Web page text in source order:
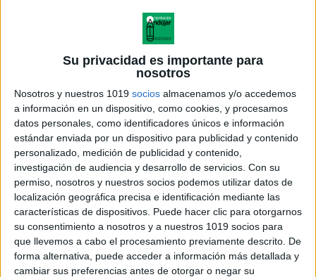
Su privacidad es importante para
nosotros
Nosotros y nuestros 1019 socios almacenamos y/o accedemos
a información en un dispositivo, como cookies, y procesamos
datos personales, como identificadores únicos e información
estándar enviada por un dispositivo para publicidad y contenido
personalizado, medición de publicidad y contenido,
investigación de audiencia y desarrollo de servicios. Con su
permiso, nosotros y nuestros socios podemos utilizar datos de
localización geográfica precisa e identificación mediante las
características de dispositivos. Puede hacer clic para otorgarnos
su consentimiento a nosotros y a nuestros 1019 socios para
que llevemos a cabo el procesamiento previamente descrito. De
forma alternativa, puede acceder a información más detallada y
cambiar sus preferencias antes de otorgar o negar su
En el inicio de la formación matemática escolar,
cuando niños y niñas se incorporan a la educación
básica o primaria, los sistemas de representación
numérica son un elemento clave. Según […]
SEGUIR LEYENDO